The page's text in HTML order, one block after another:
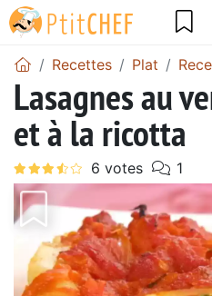
Recettes Plat
Lasagnes au
et à la ricotta